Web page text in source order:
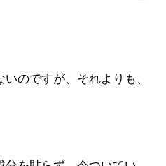
のですが、それよりも、